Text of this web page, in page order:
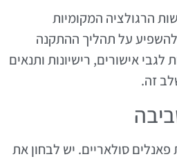
הרגולציה המקומיות
להשפיע על תהליך ההתקנה
אישורים, רישיונות ותנאים
זה.
סולאריים. יש לבחון את